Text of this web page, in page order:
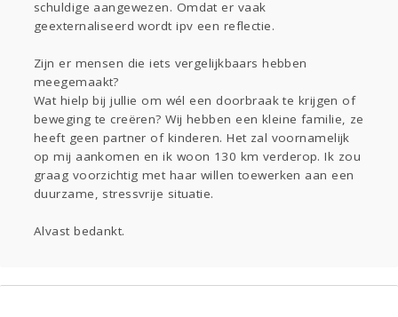
schuldige aangewezen. Omdat er vaak
geexternaliseerd wordt ipv een reflectie.
Zijn er mensen die iets vergelijkbaars hebben
meegemaakt?
Wat hielp bij jullie om wél een doorbraak te krijgen of
beweging te creëren? Wij hebben een kleine familie, ze
heeft geen partner of kinderen. Het zal voornamelijk
op mij aankomen en ik woon 130 km verderop. Ik zou
graag voorzichtig met haar willen toewerken aan een
duurzame, stressvrije situatie.
Alvast bedankt.